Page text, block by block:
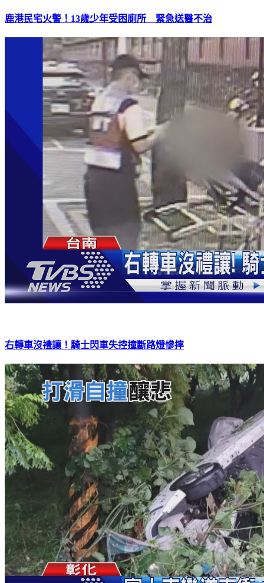
鹿港民宅火警！13歲少年受困廁所 緊急送醫不治
右轉車沒禮讓！騎士閃車失控撞斷路燈慘摔